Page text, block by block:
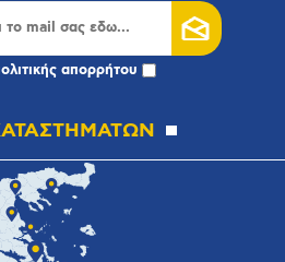
απορρήτου